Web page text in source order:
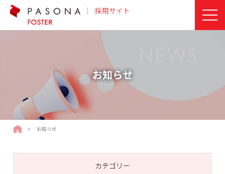
採用サイト
お知らせ
採用サイトTOPページ
> お知らせ
カテゴリー